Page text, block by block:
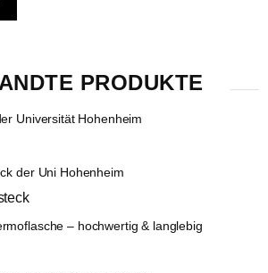
PRODUKTE